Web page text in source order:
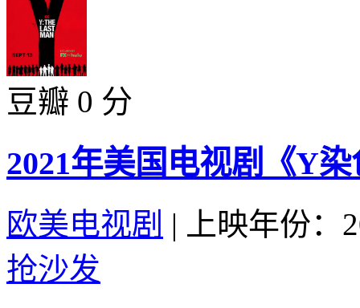
豆瓣 0 分
2021年美国电视剧《Y
欧美电视剧 |
上映年份：
抢沙发